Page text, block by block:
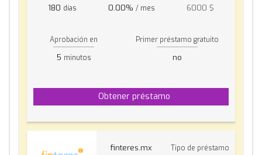
180 días 0.00% / mes 6000 $
Aprobación en
5 minutos
Primer préstamo gratuito
no
Obtener préstamo
finteres.mx Tipo de préstamo